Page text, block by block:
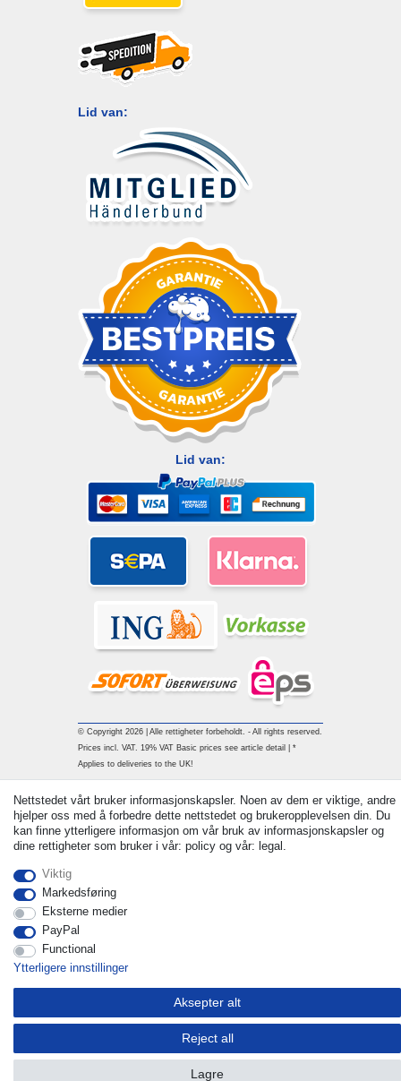
Lid van:
Lid van:
© Copyright 2026 | Alle rettigheter forbeholdt. - All rights reserved.
Prices incl. VAT. 19% VAT Basic prices see article detail | *
Applies to deliveries to the UK!
Nettstedet vårt bruker informasjonskapsler. Noen av dem er viktige, andre
hjelper oss med å forbedre dette nettstedet og brukeropplevelsen din. Du
kan finne ytterligere informasjon om vår bruk av informasjonskapsler og
dine rettigheter som bruker i vår: policy og vår: legal.
Viktig
Markedsføring
Eksterne medier
PayPal
Functional
Ytterligere innstillinger
Aksepter alt
Reject all
Lagre
Withdraw from contract here
Ta kontakt med